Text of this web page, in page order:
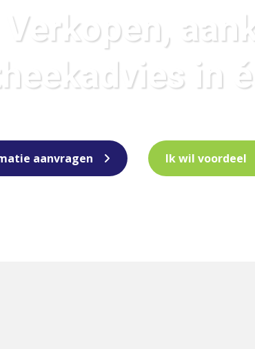
in
aanvragen Ik wil voordeel